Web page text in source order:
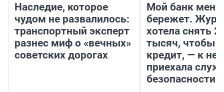
Наследие, которое
чудом не развалилось:
транспортный эксперт
разнес миф о «вечных»
советских дорогах
Мой банк меня
бережет.
хотела снять
тысяч, чтобы
кредит, — к
приехала
безопасности